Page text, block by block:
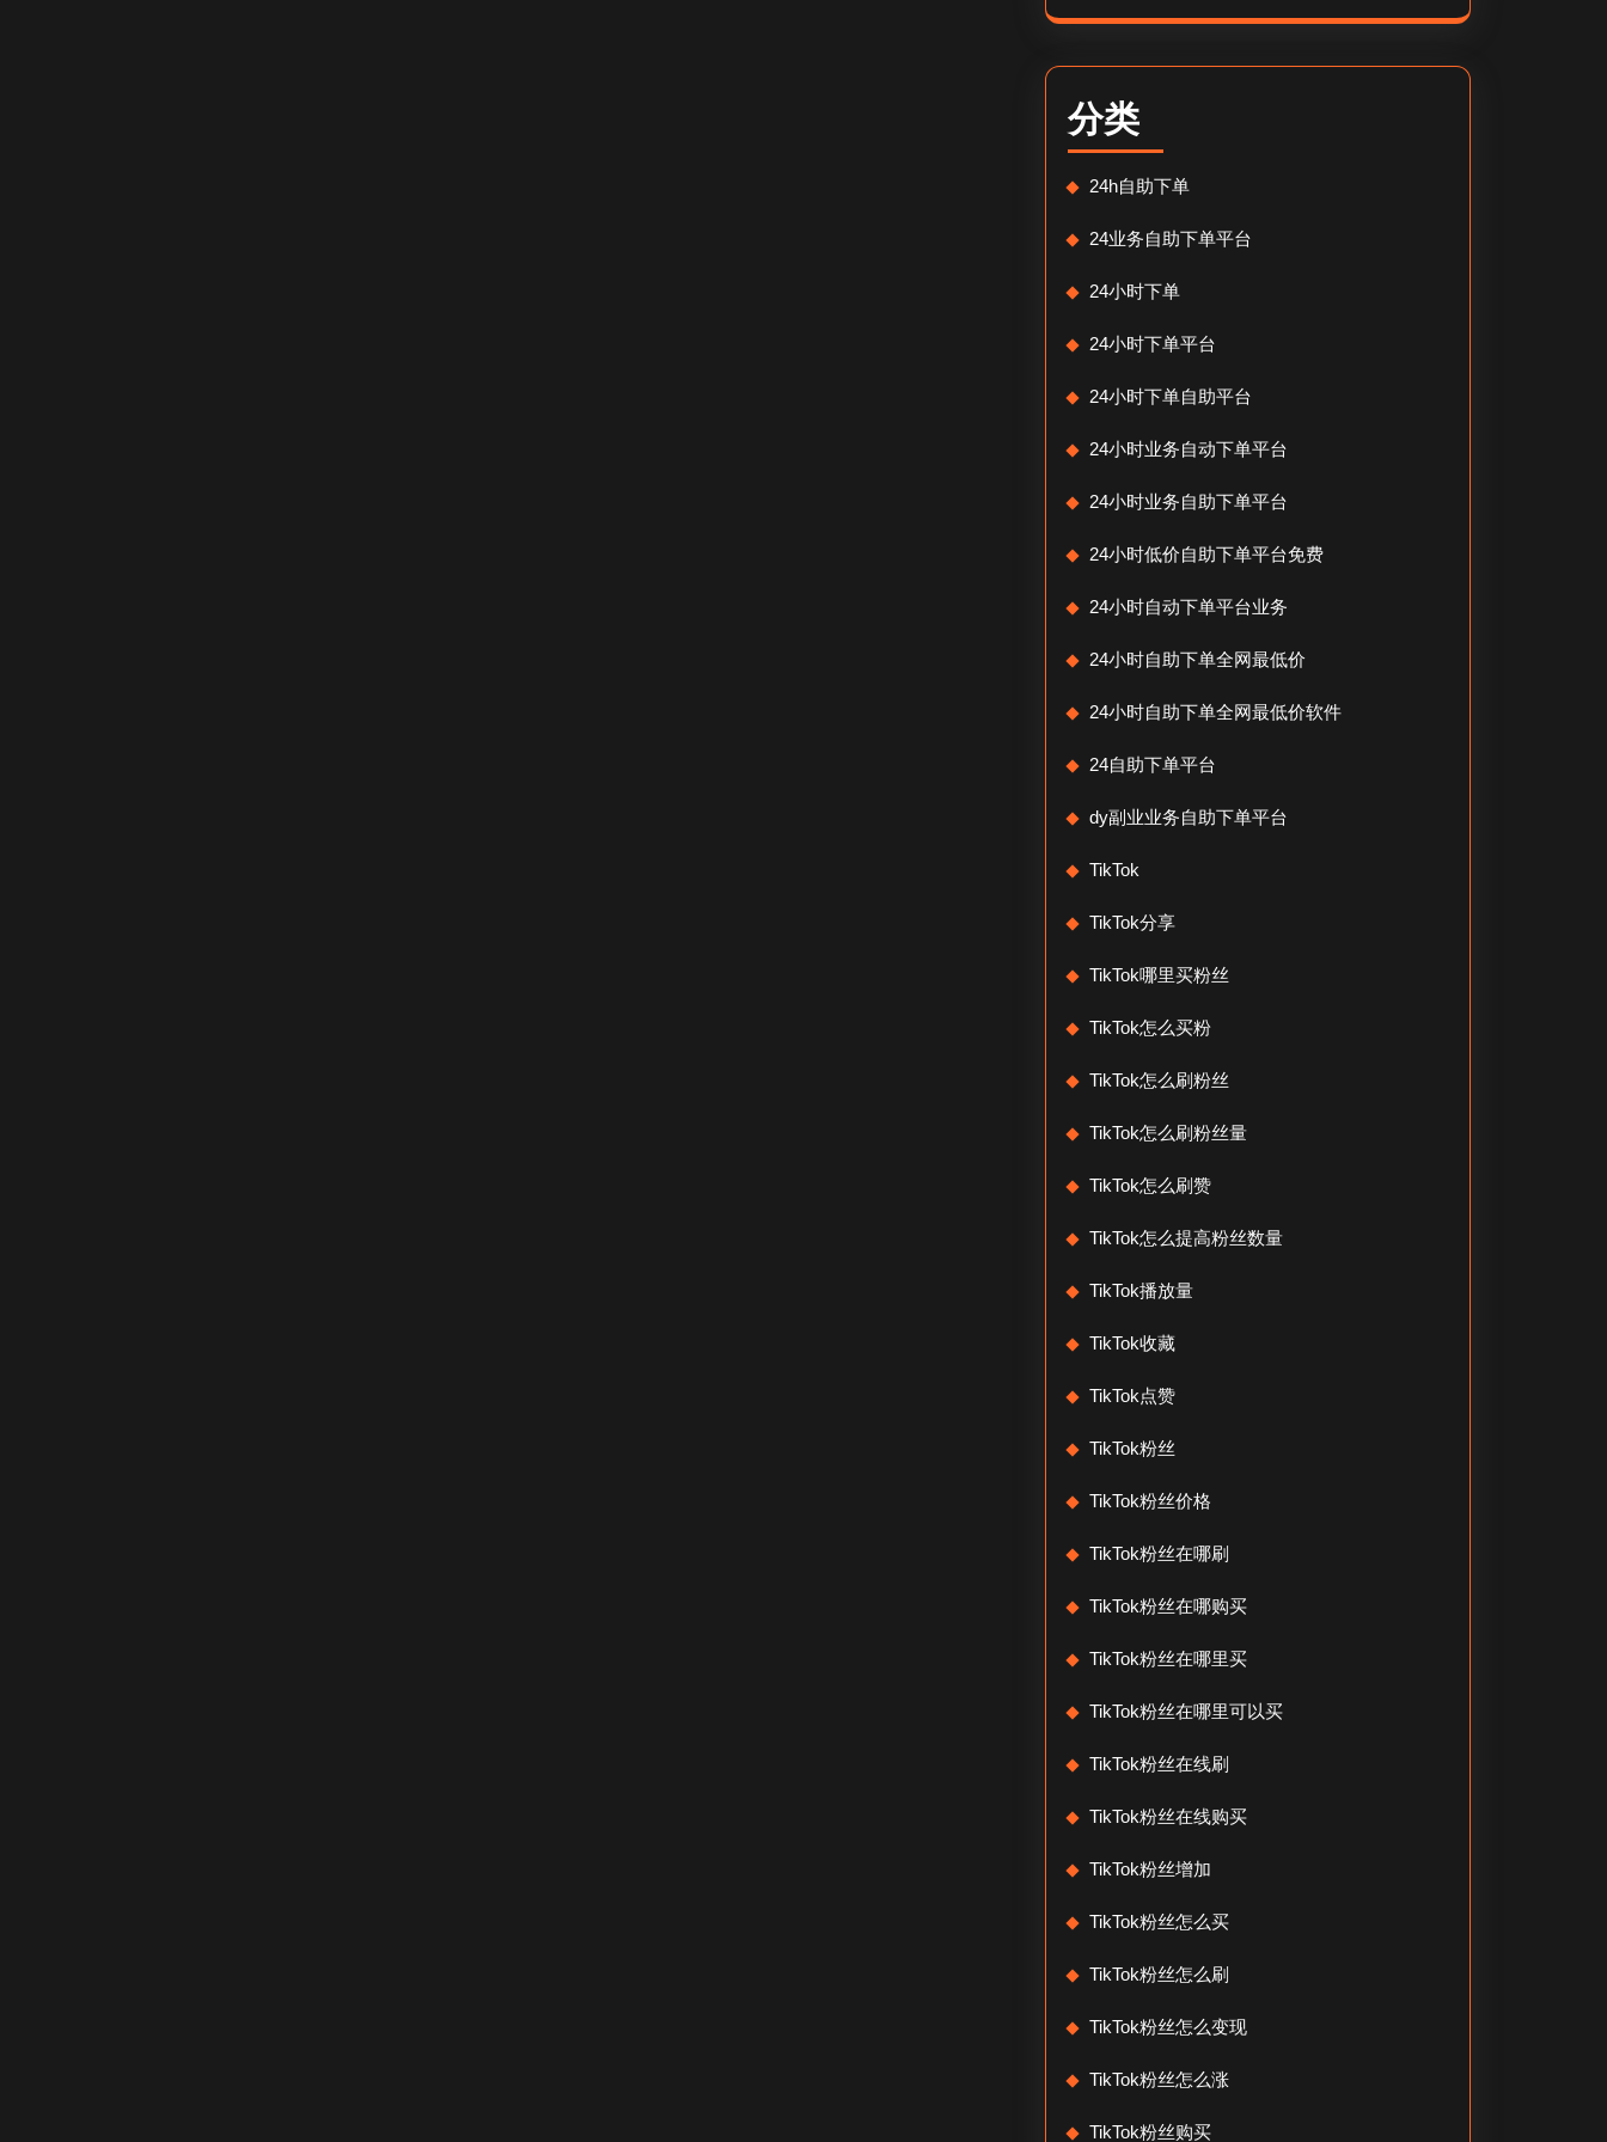
分类
24h自助下单
24业务自助下单平台
24小时下单
24小时下单平台
24小时下单自助平台
24小时业务自动下单平台
24小时业务自助下单平台
24小时低价自助下单平台免费
24小时自动下单平台业务
24小时自助下单全网最低价
24小时自助下单全网最低价软件
24自助下单平台
dy副业业务自助下单平台
TikTok
TikTok分享
TikTok哪里买粉丝
TikTok怎么买粉
TikTok怎么刷粉丝
TikTok怎么刷粉丝量
TikTok怎么刷赞
TikTok怎么提高粉丝数量
TikTok播放量
TikTok收藏
TikTok点赞
TikTok粉丝
TikTok粉丝价格
TikTok粉丝在哪刷
TikTok粉丝在哪购买
TikTok粉丝在哪里买
TikTok粉丝在哪里可以买
TikTok粉丝在线刷
TikTok粉丝在线购买
TikTok粉丝增加
TikTok粉丝怎么买
TikTok粉丝怎么刷
TikTok粉丝怎么变现
TikTok粉丝怎么涨
TikTok粉丝购买